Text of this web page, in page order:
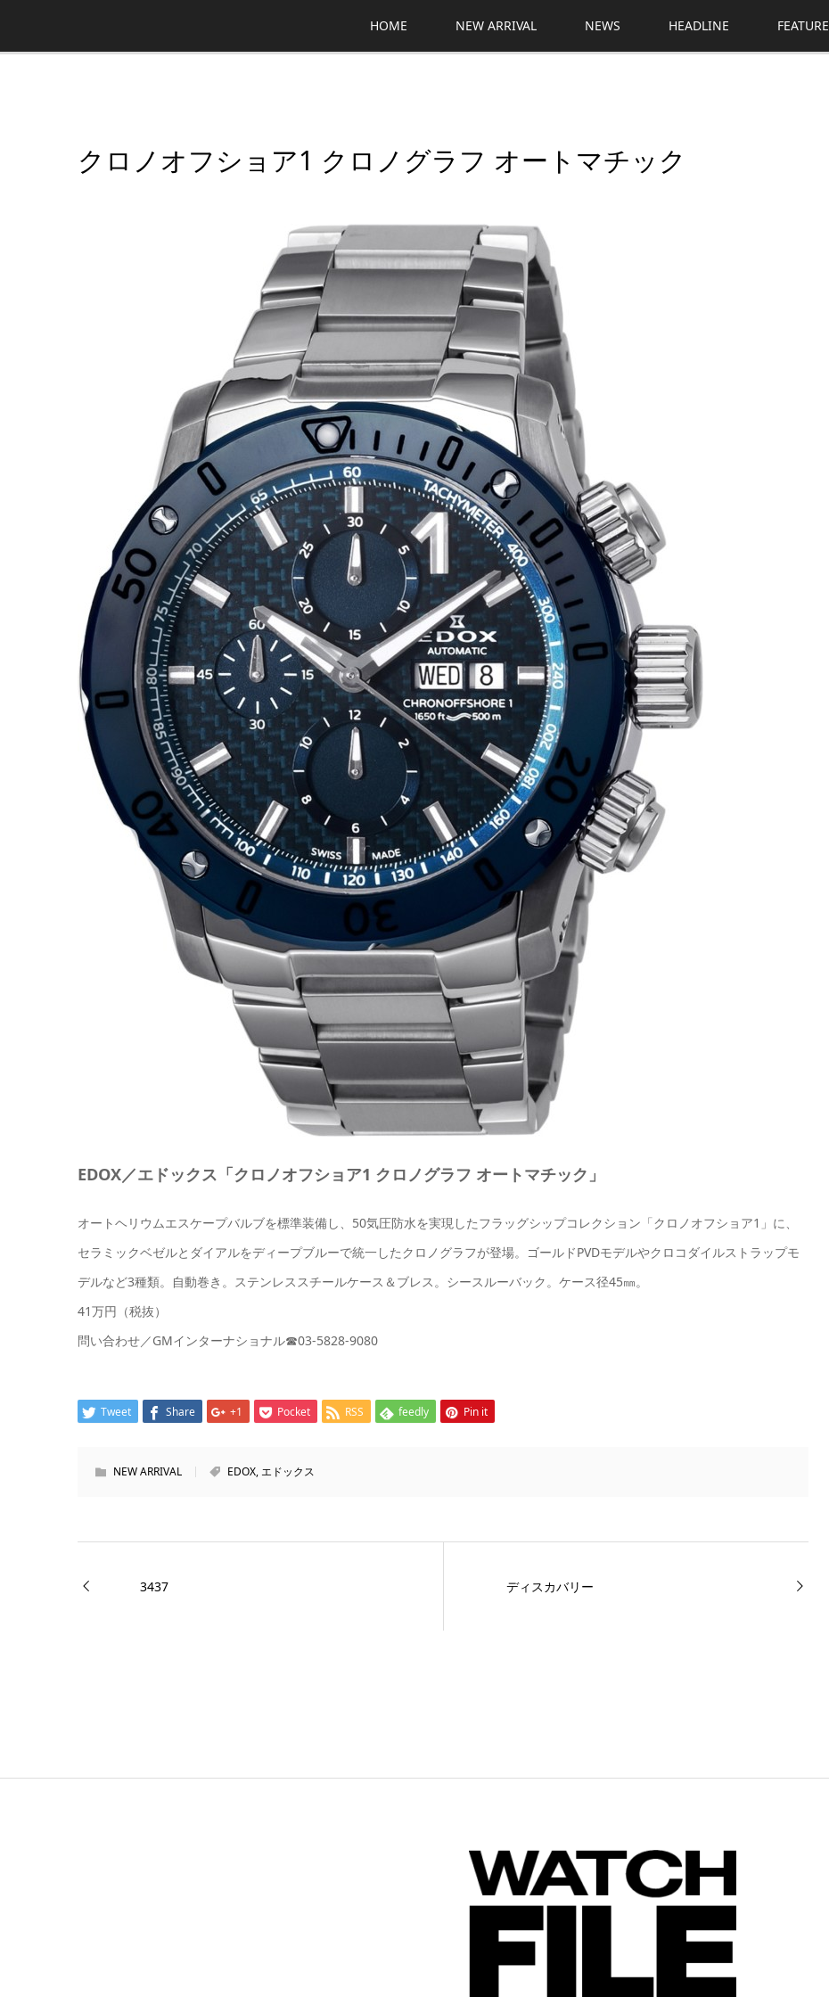
HOME
NEW ARRIVAL NEWS HEADLINE FEATURE
クロノオフショア1 クロノグラフ オートマチック
EDOX／エドックス「クロノオフショア1 クロノグラフ オートマチック」
オートヘリウムエスケープバルブを標準装備し、50気圧防水を実現したフラッグシップコレクション「クロノオフショア1」に、
セラミックベゼルとダイアルをディープブルーで統一したクロノグラフが登場。ゴールドPVDモデルやクロコダイルストラップモ
デルなど3種類。自動巻き。ステンレススチールケース＆ブレス。シースルーバック。ケース径45㎜。
41万円（税抜）
問い合わせ／GMインターナショナル☎03-5828-9080
Tweet Share +1 Pocket RSS feedly Pin it
NEW ARRIVAL EDOX,エドックス
3437 ディスカバリー